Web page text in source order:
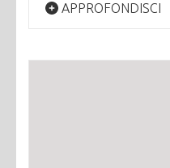
APPROFONDISCI